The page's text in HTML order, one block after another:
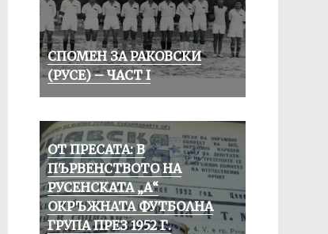
СПОМЕН ЗА РАКОВСКИ
(РУСЕ) – ЧАСТ I
ОТ ПРЕСАТА: В
ПЪРВЕНСТВОТО НА
РУСЕНСКАТА „А“
ОКРЪЖНАТА ФУТБОЛНА
ГРУПА ПРЕЗ 1952 Г.